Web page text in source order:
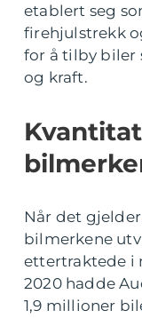
etablert seg
firehjulstrekk
for å tilby biler
og kraft.
Når det
bilmerkene
ettertraktede i
2020 hadde
1,9 millioner